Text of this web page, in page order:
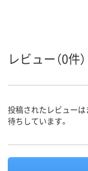
レビュー（0件）
投稿されたレビュー
待ちしています。